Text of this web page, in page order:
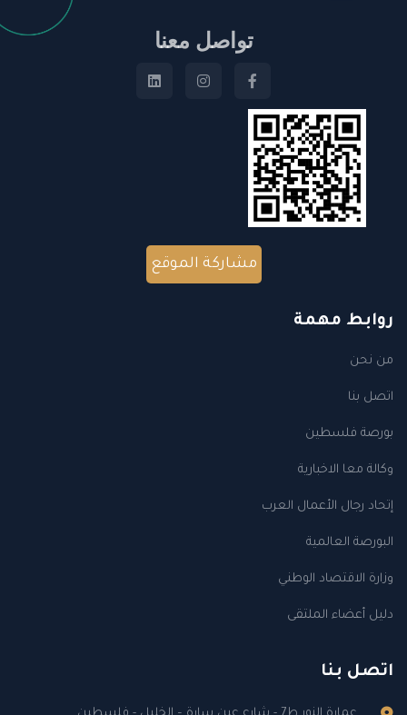
تواصل معنا
مشاركة الموقع
روابط مهمة
من نحن
اتصل بنا
بورصة فلسطين
وكالة معا الاخبارية
إتحاد رجال الأعمال العرب
البورصة العالمية
وزارة الاقتصاد الوطني
دليل أعضاء الملتقى
اتصل بنا